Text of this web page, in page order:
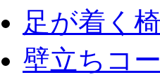
足が着く
壁立ちコ